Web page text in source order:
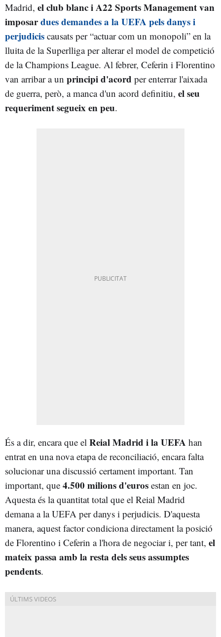
Madrid, el club blanc i A22 Sports Management van
imposardues demandes a la UEFA pels danys i
perjudicis causats per “actuar com un monopoli” en la
lluita de la Superlliga per alterar el model de competició
de la Champions League. Al febrer, Ceferin i Florentino
van arribar a un principi d'acord per enterrar l'aixada
de guerra, però, a manca d'un acord definitiu, el seu
requeriment segueix en peu.
És a dir, encara que el Reial Madrid i la UEFA han
entrat en una nova etapa de reconciliació, encara falta
solucionar una discussió certament important. Tan
important, que 4.500 milions d'euros estan en joc.
Aquesta és la quantitat total que el Reial Madrid
demana a la UEFA per danys i perjudicis. D'aquesta
manera, aquest factor condiciona directament la posició
de Florentino i Ceferin a l'hora de negociar i, per tant, el
mateix passa amb la resta dels seus assumptes
pendents.